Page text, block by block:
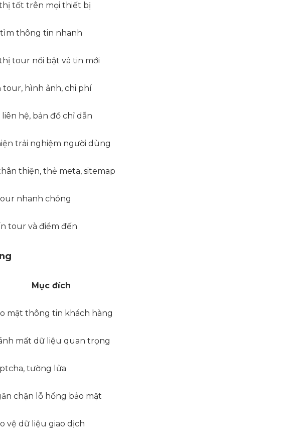
tốt trên mọi thiết bị
thông tin nhanh
tour nổi bật và tin mới
tour, hình ảnh, chi phí
liên hệ, bản đồ chỉ dẫn
trải nghiệm người dùng
thiện, thẻ meta, sitemap
nhanh chóng
tour và điểm đến
Mục đích
mật thông tin khách hàng
mất dữ liệu quan trọng
tường lửa
chặn lỗ hổng bảo mật
vệ dữ liệu giao dịch